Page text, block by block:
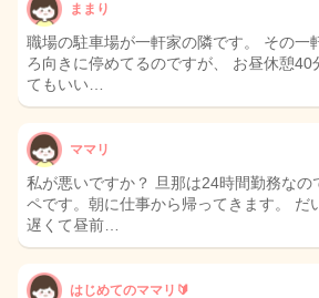
ままり
職場の駐車場が一軒家の隣です。 その一
ろ向きに停めてるのですが、 お昼休憩40
てもいい…
ママリ
私が悪いですか？ 旦那は24時間勤務なの
ペです。朝に仕事から帰ってきます。 だ
遅くて昼前…
はじめてのママリ🔰